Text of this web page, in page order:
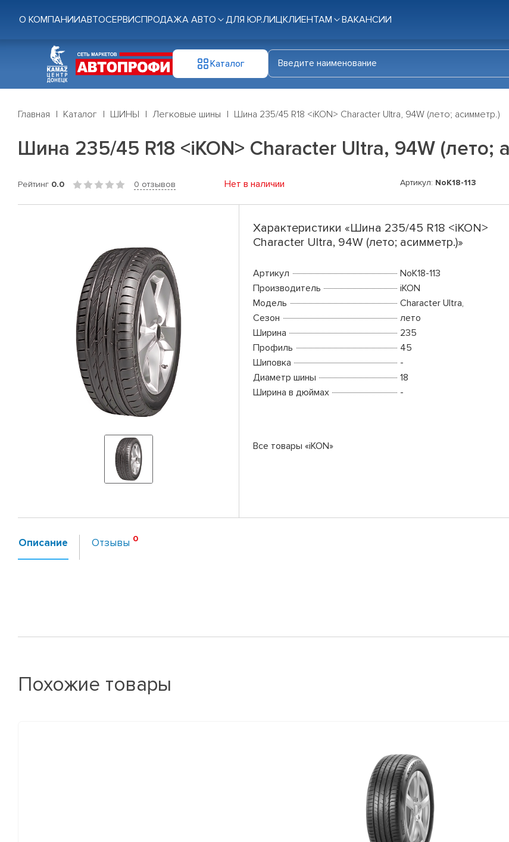
О КОМПАНИИАВТОСЕРВИСПРОДАЖА АВТО ДЛЯ ЮР.ЛИЦКЛИЕНТАМ ВАКАНСИИ
Каталог
Главная Каталог ШИНЫ Легковые шины Шина 235/45 R18 <iKON> Character Ultra, 94W (лето; асимметр.)
Шина 235/45 R18 <iKON> Character Ultra, 94W (лето;
Рейтинг 0.0 0 отзывов Нет в наличии Артикул: NoK18-113
Характеристики «Шина 235/45 R18 <iKON>
Character Ultra, 94W (лето; асимметр.)»
Артикул
NoK18-113
Производитель
iKON
Модель
Character Ultra,
Сезон
лето
Ширина
235
Профиль
45
Шиповка
-
Диаметр шины
18
Ширина в дюймах
-
Все товары «iKON»
Описание Отзывы
Похожие товары